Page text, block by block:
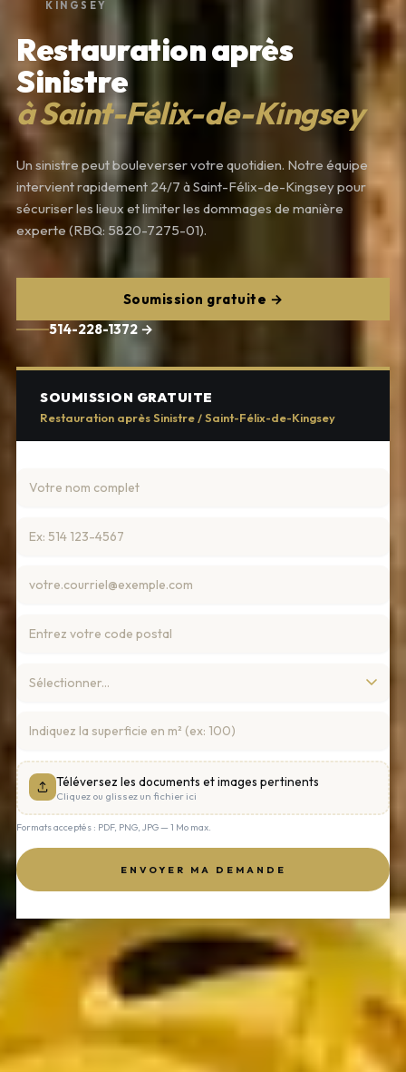
KINGSEY
Restauration après
Sinistre
à Saint-Félix-de-Kingsey
Un sinistre peut bouleverser votre quotidien. Notre équipe
intervient rapidement 24/7 à Saint-Félix-de-Kingsey pour
sécuriser les lieux et limiter les dommages de manière
experte (RBQ: 5820-7275-01).
Soumission gratuite →
514-228-1372 →
SOUMISSION GRATUITE
Restauration après Sinistre / Saint-Félix-de-Kingsey
Téléversez les documents et images pertinents
Cliquez ou glissez un fichier ici
Formats acceptés : PDF, PNG, JPG — 1 Mo max.
ENVOYER MA DEMANDE